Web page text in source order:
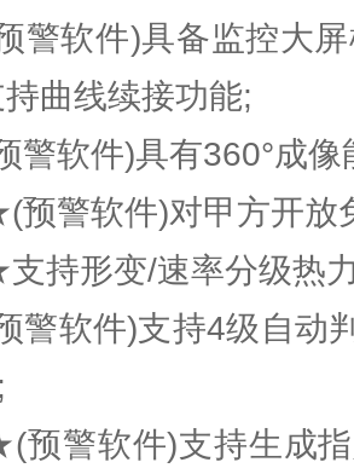
软件)具备监控大屏
曲线续接功能;
软件)具有360°成像
软件)对甲方开放
形变/速率分级热
软件)支持4级自动
软件)支持生成指